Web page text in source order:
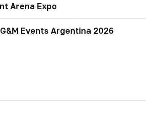
Arena Expo
G&M Events Argentina 2026